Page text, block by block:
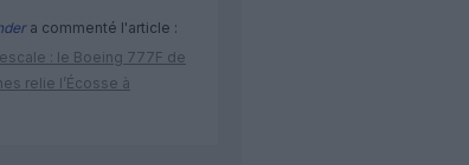
a commenté l'article :
: le Boeing 777F de
relie l’Écosse à